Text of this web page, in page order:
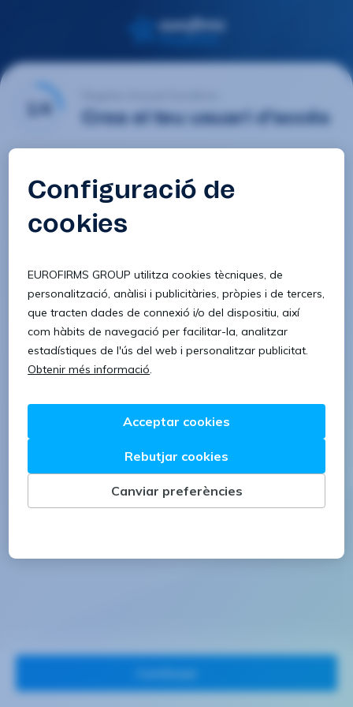
1/4 Crea el teu usuari d'accés
Contrasenya
Confirmar contrasenya
8 caràcters 1 lletra minúscula
1 lletra majúscula 1 número